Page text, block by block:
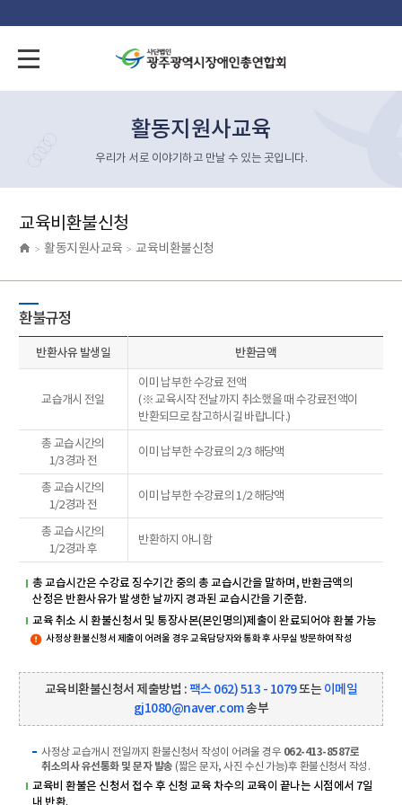
활동지원사교육
우리가 서로 이야기하고 만날 수 있는 곳입니다.
교육비환불신청
> 활동지원사교육 > 교육비환불신청
환불규정
반환사유 발생일 반환금액
교습개시 전일
이미 납부한 수강료 전액
(※ 교육시작 전날까지 취소했을 때 수강료전액이
반환되므로 참고하시길 바랍니다.)
총 교습시간의
1/3경과 전
이미 납부한 수강료의 2/3 해당액
총 교습시간의
1/2경과 전
이미 납부한 수강료의 1/2 해당액
총 교습시간의
1/2경과 후
반환하지 아니함
총 교습시간은 수강료 징수기간 중의 총 교습시간을 말하며, 반환금액의
산정은 반환사유가 발생한 날까지 경과된 교습시간을 기준함.
교육 취소 시 환불신청서 및 통장사본(본인명의)제출이 완료되어야 환불 가능
사정상 환불신청서 제출이 어려울 경우 교육담당자와 통화 후 사무실 방문하여 작성
교육비환불신청서 제출방법 :팩스 062) 513 - 1079또는이메일
gj1080@naver.com송부
사정상 교습개시 전일까지 환불신청서 작성이 어려울 경우 062-413-8587로
취소의사 유선통화 및 문자 발송 (짧은 문자, 사진 수신 가능)후 환불신청서 작성.
교육비 환불은 신청서 접수 후 신청 교육 차수의 교육이 끝나는 시점에서 7일